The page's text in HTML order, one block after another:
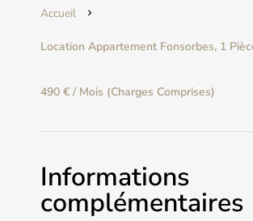
Accueil
Location Appartement Fonsorbes, 1
490 € / Mois (Charges Comprises)
Informations
complémentaires